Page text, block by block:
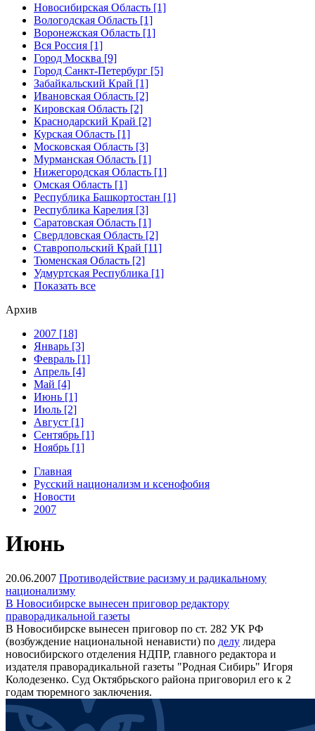
Новосибирская Область [1]
Вологодская Область [1]
Воронежская Область [1]
Вся Россия [1]
Город Москва [9]
Город Санкт-Петербург [5]
Забайкальский Край [1]
Ивановская Область [2]
Кировская Область [2]
Краснодарский Край [2]
Курская Область [1]
Московская Область [3]
Мурманская Область [1]
Нижегородская Область [1]
Омская Область [1]
Республика Башкортостан [1]
Республика Карелия [3]
Саратовская Область [1]
Свердловская Область [2]
Ставропольский Край [11]
Тюменская Область [2]
Удмуртская Республика [1]
Показать все
Архив
2007 [18]
Январь [3]
Февраль [1]
Апрель [4]
Май [4]
Июнь [1]
Июль [2]
Август [1]
Сентябрь [1]
Ноябрь [1]
Главная
Русский национализм и ксенофобия
Новости
2007
Июнь
20.06.2007 Противодействие расизму и радикальному
национализму
В Новосибирске вынесен приговор редактору
праворадикальной газеты
В Новосибирске вынесен приговор по ст. 282 УК РФ
(возбуждение национальной ненависти) по делу лидера
новосибирского отделения НДПР, главного редактора и
издателя праворадикальной газеты "Родная Сибирь" Игоря
Колодезенко. Суд Октябрьского района приговорил его к 2
годам тюремного заключения.